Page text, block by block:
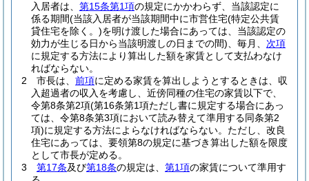
入居者は、 第15条第1項の規定にかかわらず、当該認定に
係る期間(当該入居者が当該期間中に市営住宅(特定公共賃
貸住宅を除く。)を明け渡した場合にあっては、当該認定の
効力が生じる日から当該明渡しの日までの間) 、毎月、 次項
に規定する方法により算出した額を家賃として支払わなけ
ればならない。
2
市長は、 前項に定める家賃を算出しようとするときは、収
入超過者の収入を考慮し、近傍同種の住宅の家賃以下で、
令第8条第2項(第16条第1項ただし書に規定する場合にあっ
ては、令第8条第3項において読み替えて準用する同条第2
項)に規定する方法によらなければならない。 ただし、改良
住宅にあっては、要領第8の規定に基づき算出した額を限度
として市長が定める。
3
第17条及び第18条の規定は、 第1項の家賃について準用す